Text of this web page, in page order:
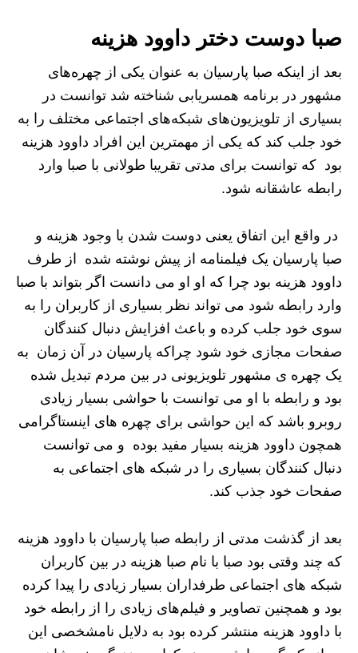
صبا دوست دختر داوود هزینه
بعد از اینکه صبا پارسیان به عنوان یکی از چهره‌های
مشهور در برنامه همسریابی شناخته شد توانست در
بسیاری از تلویزیون‌های شبکه‌های اجتماعی مختلف را به
خود جلب کند که یکی از مهمترین این افراد داوود هزینه
بود که توانست برای مدتی تقریبا طولانی با صبا وارد
رابطه عاشقانه شود.
در واقع این اتفاق یعنی دوست شدن با وجود هزینه و
صبا پارسیان یک فیلمنامه از پیش نوشته شده از طرف
داوود هزینه بود چرا که او او می دانست اگر بتواند با صبا
وارد رابطه شود می تواند نظر بسیاری از کاربران را به
سوی خود جلب کرده و باعث افزایش دنبال‌ کنندگان
صفحات مجازی خود شود چراکه پارسیان در آن زمان به
یک چهره ی مشهور تلویزیونی در بین مردم تبدیل شده
بود و رابطه با او می توانست با حواشی بسیار زیادی
روبرو باشد که این حواشی برای چهره های اینستاگرامی
همچون داوود هزینه بسیار مفید بوده و می توانست
دنبال کنندگان بسیاری را در شبکه های اجتماعی به
صفحات خود جذب کند.
بعد از گذشت مدتی از رابطه صبا پارسیان با داوود هزینه
که چند وقتی بود صبا با نام صبا هزینه در بین کاربران
شبکه های اجتماعی طرفداران بسیار زیادی را پیدا کرده
بود و همچنین تصاویر و فیلم‌های زیادی را از رابطه خود
با داوود هزینه منتشر کرده بود به دلایل نامشخصی این